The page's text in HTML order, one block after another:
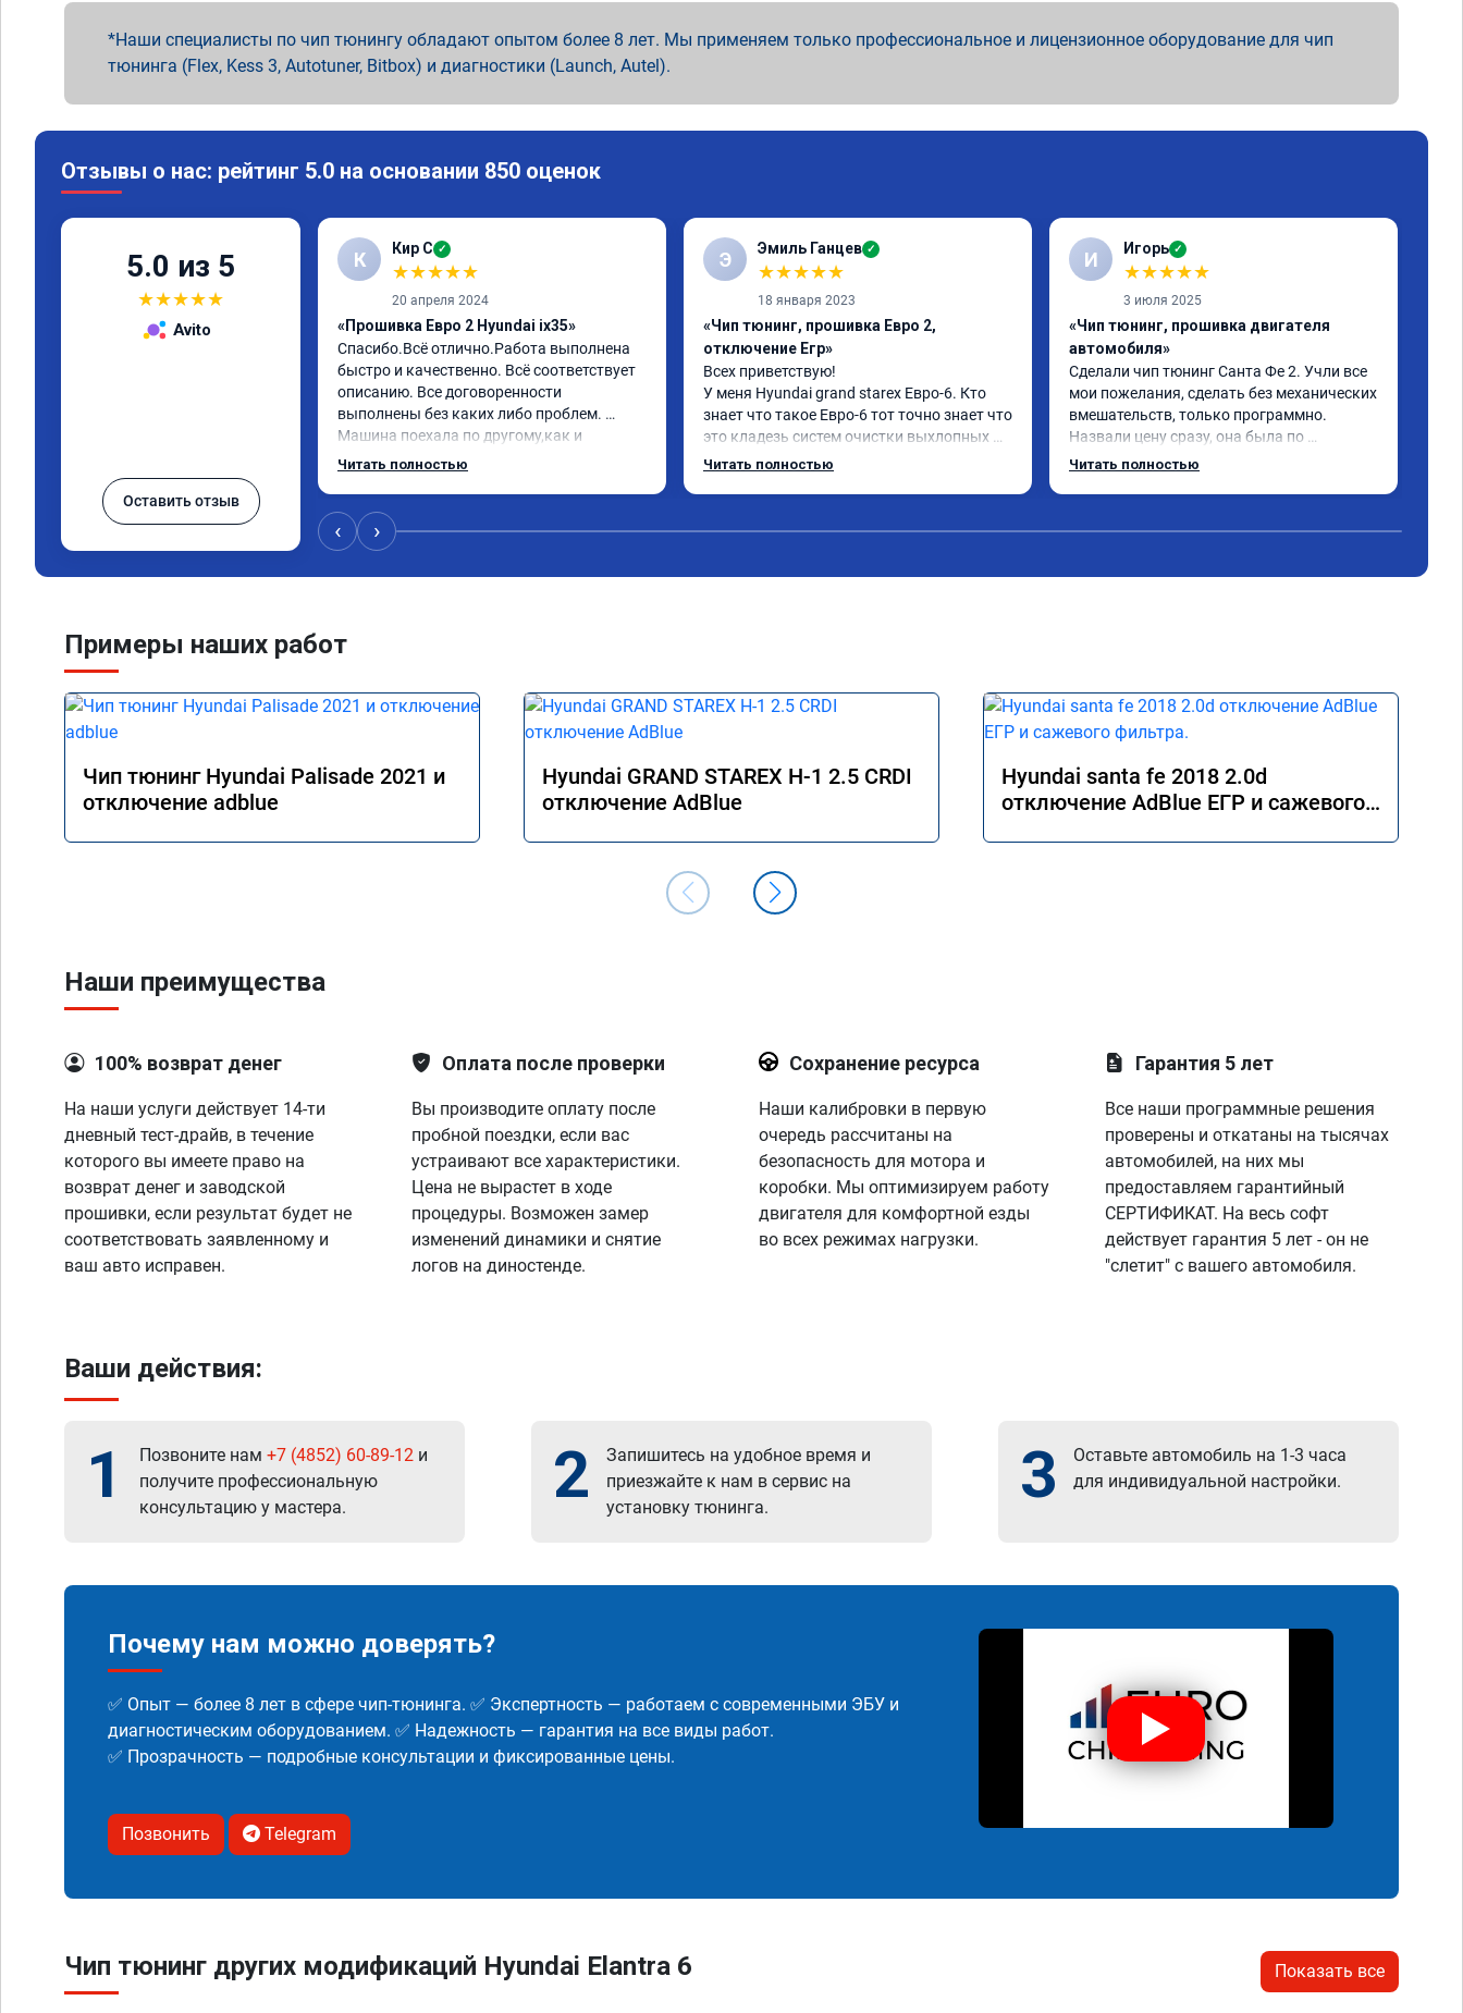
Наши специалисты по чип тюнингу обладают опытом более 8 лет. Мы применяем только профессиональное и лицензионное оборудование для чип
тюнинга (Flex, Kess 3, Autotuner, Bitbox) и диагностики (Launch, Autel).
Отзывы о нас: рейтинг 5.0 на основании 850 оценок
5.0 из 5
★★★★★
Avito
Оставить отзыв
К Кир С ✓
★★★★★
20 апреля 2024
«Прошивка Евро 2 Hyundai ix35»
Спасибо.Всё отлично.Работа выполнена
быстро и качественно. Всё соответствует
описанию. Все договоренности
выполнены без каких либо проблем.
Машина поехала по другому,как и
обещали. Всё понравилось. Рекомендую
Читать полностью
Э Эмиль Ганцев ✓
★★★★★
18 января 2023
«Чип тюнинг, прошивка Евро 2,
отключение Егр»
Всех приветствую!
У меня Hyundai grand starex Евро-6. Кто
знает что такое Евро-6 тот точно знает что
это кладезь систем очистки выхлопных
газов, там и ЕГР и мочевина, сажевый
В общем рекомендую. Всем добра и
Читать полностью
И Игорь ✓
★★★★★
3 июля 2025
«Чип тюнинг, прошивка двигателя
автомобиля»
Сделали чип тюнинг Санта Фе 2. Учли все
мои пожелания, сделать без механических
вмешательств, только программно.
Назвали цену сразу, она была по
окончании работ без изменений.
Читать полностью
‹ ›
Примеры наших работ
Чип тюнинг Hyundai Palisade 2021 и
отключение adblue
Hyundai GRAND STAREX H-1 2.5 CRDI
отключение AdBlue
Hyundai santa fe 2018 2.0d
отключение AdBlue ЕГР и сажевого
Наши преимущества
100% возврат денег
На наши услуги действует 14-ти
дневный тест-драйв, в течение
которого вы имеете право на
возврат денег и заводской
прошивки, если результат будет не
соответствовать заявленному и
ваш авто исправен.
Оплата после проверки
Вы производите оплату после
пробной поездки, если вас
устраивают все характеристики.
Цена не вырастет в ходе
процедуры. Возможен замер
изменений динамики и снятие
логов на диностенде.
Сохранение ресурса
Наши калибровки в первую
очередь рассчитаны на
безопасность для мотора и
коробки. Мы оптимизируем работу
двигателя для комфортной езды
во всех режимах нагрузки.
Гарантия 5 лет
Все наши программные решения
проверены и откатаны на тысячах
автомобилей, на них мы
предоставляем гарантийный
СЕРТИФИКАТ. На весь софт
действует гарантия 5 лет - он не
"слетит" с вашего автомобиля.
Ваши действия:
1 Позвоните нам +7 (4852) 60-89-12 и
получите профессиональную
консультацию у мастера.
2
Запишитесь на удобное время и
приезжайте к нам в сервис на
установку тюнинга.
3
Оставьте автомобиль на 1-3 часа
для индивидуальной настройки.
Почему нам можно доверять?
✅ Опыт — более 8 лет в сфере чип-тюнинга. ✅ Экспертность — работаем с современными ЭБУ и
диагностическим оборудованием. ✅ Надежность — гарантия на все виды работ.
✅ Прозрачность — подробные консультации и фиксированные цены.
Позвонить Telegram
Чип тюнинг других модификаций Hyundai Elantra 6 Показать все